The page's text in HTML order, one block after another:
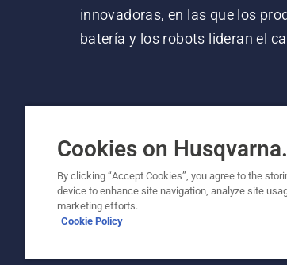
innovadoras, en las que los
batería y los robots lideran el
© Husqvarna AB (publ). Todos los
Política de cookies
Cookies on
By clicking “Accept Cookies”, you agree to the
device to enhance site navigation, analyze site
marketing efforts.
Cookie Policy